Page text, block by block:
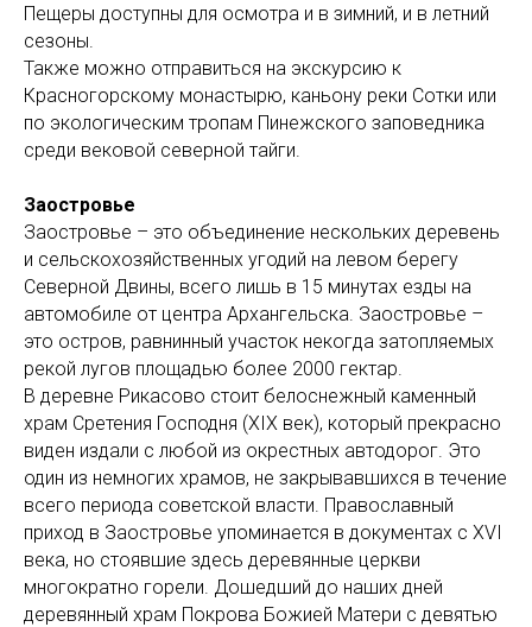
Пещеры доступны для осмотра и в зимний, и в летний
сезоны.
Также можно отправиться на экскурсию к
Красногорскому монастырю, каньону реки Сотки или
по экологическим тропам Пинежского заповедника
среди вековой северной тайги.
Заостровье
Заостровье – это объединение нескольких деревень
и сельскохозяйственных угодий на левом берегу
Северной Двины, всего лишь в 15 минутах езды на
автомобиле от центра Архангельска. Заостровье –
это остров, равнинный участок некогда затопляемых
рекой лугов площадью более 2000 гектар.
В деревне Рикасово стоит белоснежный каменный
храм Сретения Господня (XIX век), который прекрасно
виден издали с любой из окрестных автодорог. Это
один из немногих храмов, не закрывавшихся в течение
всего периода советской власти. Православный
приход в Заостровье упоминается в документах с XVI
века, но стоявшие здесь деревянные церкви
многократно горели. Дошедший до наших дней
деревянный храм Покрова Божией Матери с девятью